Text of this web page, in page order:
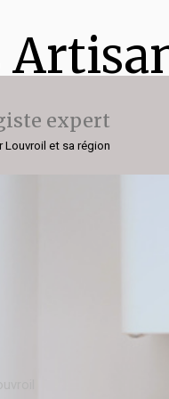
expert
Louvroil et sa région